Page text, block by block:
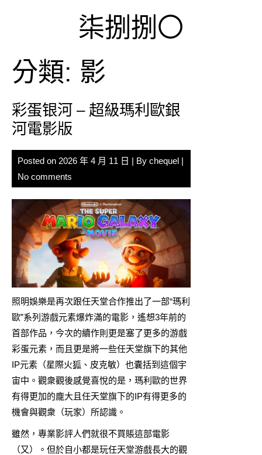
柒捌捌〇
分類: 影
彩蛋银河 – 超級瑪利歐銀
河電影版
Posted on 2026 年 4 月 11 日 | By chequel |
No comments
照明娛樂是再次跟任天堂合作推出了一部“瑪利
歐”系列游戲元素爆炸滿的電影，遙想3年前的
首部作品，今次的續作則更是塞了更多的游戲
彩蛋元素，而且更是將一些任天堂旗下的其他
IP元素（星際火狐、皮克敏）也囊括到這個宇
宙中。觀衆觀後感覺喜悅的是，瑪利歐的世界
有得更加的龐大且任天堂旗下的IP有得更多的
機會與觀衆（玩家）所認識。
雖然，專業影評人們就很不買賬這部電影
（又）。但於自小都是玩任天堂游戲長大的觀